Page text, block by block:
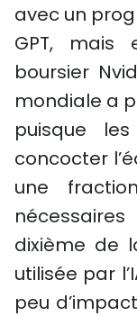
avec un
GPT, mais
boursier
mondiale a
puisque
concocter
une
dixième de
utilisée par
peu